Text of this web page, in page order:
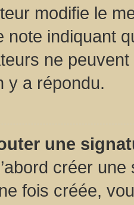
modifie le
note indiquant
ne
y a répondu.
une
créer
fois créée,